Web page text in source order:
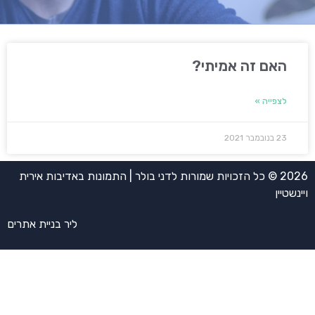
האם זה אמיתי?
לצפייה »
23 בנובמבר 2021
2026 © כל הזכויות שמורות לדני בולר | התמונות באדיבות אירית
ויינשטיין
ליר בניית אתרים